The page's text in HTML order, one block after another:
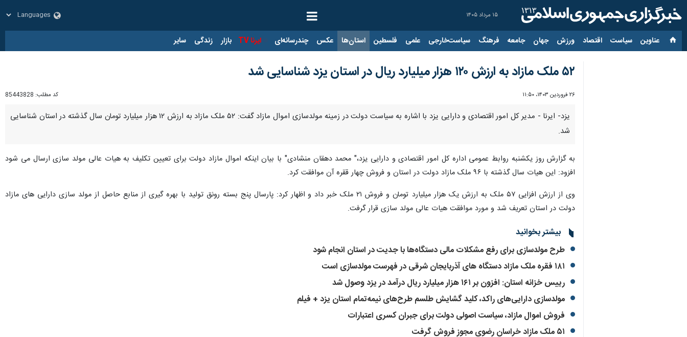
۱۵ مرداد ۱۴۰۵
عناوین‌ سیاست اقتصاد ورزش جهان جامعه فرهنگ سیاست‌خارجی علمی فلسطین استان‌ها عکس چندرسانه‌ای ایرنا TV بازار زندگی سایر
۵۲ ملک مازاد به ارزش ۱۲۰ هزار میلیارد ریال در استان یزد شناسایی شد
۲۶ فروردین ۱۴۰۳، ۱۱:۵۰ کد مطلب: 85443828
یزد- ایرنا - مدیر کل امور اقتصادی و دارایی یزد با اشاره به سیاست دولت در زمینه مولدسازی اموال مازاد گفت: ۵۲ ملک مازاد به ارزش ۱۲ هزار میلیارد تومان سال گذشته در استان شناسایی
شد.
به گزارش روز یکشنبه روابط عمومی اداره کل امور اقتصادی و دارایی یزد،" محمد دهقان منشادی" با بیان اینکه اموال مازاد دولت برای تعیین تکلیف به هیات عالی مولد سازی ارسال می شود
افزود: این هیات سال گذشته با ۹۶ ملک مازاد دولت در استان و فروش چهار ققره آن موافقت کرد.
وی از ارزش افزایی ۵۷ ملک به ارزش یک هزار میلیارد تومان و فروش ۲۱ ملک خبر داد و اظهار کرد: پارسال پنج بسته رونق تولید با بهره گیری از منابع حاصل از مولد سازی دارایی های مازاد
دولت در استان تعریف شد و مورد موافقت هیات عالی مولد سازی قرار گرفت.
بیشتر بخوانید
طرح مولدسازی برای رفع مشکلات مالی دستگاه‌ها با جدیت در استان انجام شود
۱۸۱ فقره ملک مازاد دستگاه های آذربایجان شرقی در فهرست مولدسازی است
رییس خزانه استان: افزون بر ۱۶۱ هزار میلیارد ریال درآمد در یزد وصول شد
مولدسازی دارایی‌های راکد، کلید گشایش طلسم طرح‌های نیمه‌تمام استان یزد + فیلم
فروش اموال مازاد، سیاست اصولی دولت برای جبران کسری اعتبارات
۵۱ ملک مازاد خراسان رضوی مجوز فروش گرفت